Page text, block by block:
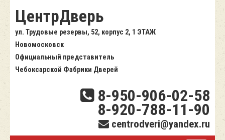
ЦентрДверь
ул. Трудовые резервы, 52, корпус 2, 1 ЭТАЖ
Новомосковск
Официальный представитель
Чебоксарской Фабрики Дверей
8-950-906-02-58
8-920-788-11-90
centrodveri@yandex.ru